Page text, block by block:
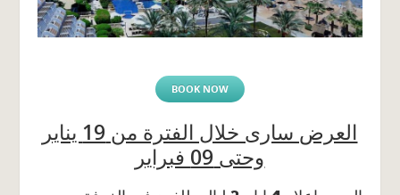
BOOK NOW
العرض سارى خلال الفترة من 19 يناير
وحتى 09 فبراير